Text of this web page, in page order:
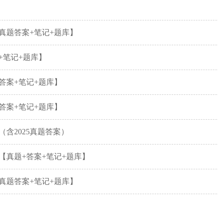
题答案+笔记+题库】
记+题库】
案+笔记+题库】
案+笔记+题库】
2025真题答案）
真题+答案+笔记+题库】
题答案+笔记+题库】